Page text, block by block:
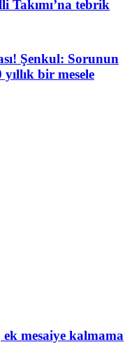
tebrik
Şenkul: Sorunun
bir mesele
mesaiye kalmama